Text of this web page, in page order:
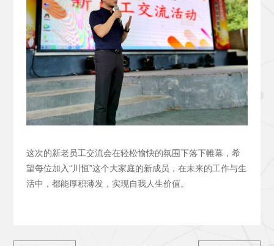
这次的新老员工交流会在轻松愉快的氛围下落下帷幕，希
望每位加入“川恒”这个大家庭的新成员，在未来的工作与生
活中，都能厚积薄发，实现自我人生价值。